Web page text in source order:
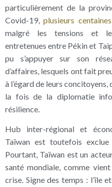
particulièrement de la
Covid-19,plusieurs
malgré les tensions et
entretenues entre Pékin et
pu s’appuyer sur son
d’affaires, lesquels ont fait
à l’égard de leurs
la fois de la diplomatie
résilience.
Hub inter-régional et
Taïwan est toutefois
Pourtant, Taïwan est un
santé mondiale, comme
crise. Signe des temps : l’île